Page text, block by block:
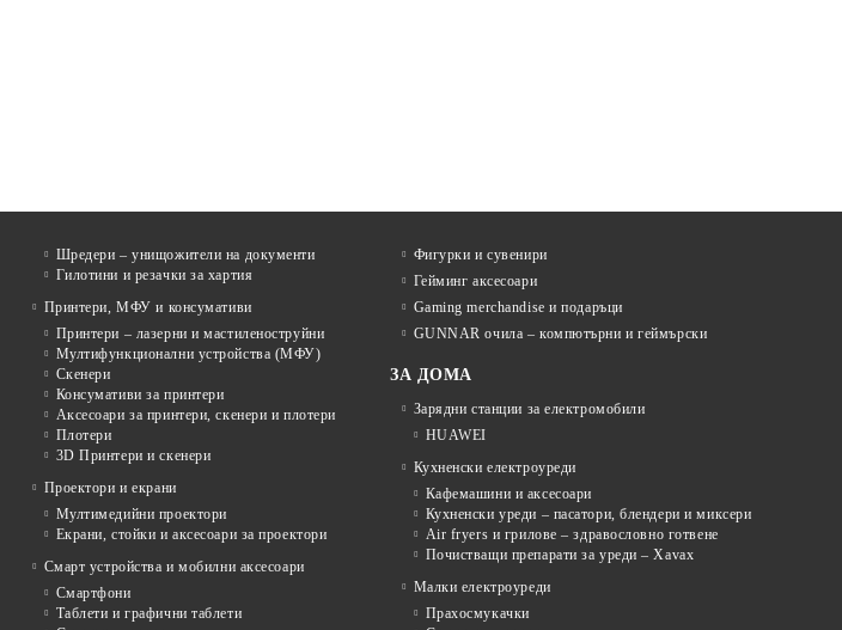
Шредери – унищожители на документи
Гилотини и резачки за хартия
Принтери, МФУ и консумативи
Принтери – лазерни и мастиленоструйни
Мултифункционални устройства (МФУ)
Скенери
Консумативи за принтери
Аксесоари за принтери, скенери и плотери
Плотери
3D Принтери и скенери
Проектори и екрани
Мултимедийни проектори
Екрани, стойки и аксесоари за проектори
Смарт устройства и мобилни аксесоари
Смартфони
Таблети и графични таблети
Фигурки и сувенири
Гейминг аксесоари
Gaming merchandise и подаръци
GUNNAR очила – компютърни и геймърски
ЗА ДОМА
Зарядни станции за електромобили
HUAWEI
Кухненски електроуреди
Кафемашини и аксесоари
Кухненски уреди – пасатори, блендери и миксери
Air fryers и грилове – здравословно готвене
Почистващи препарати за уреди – Xavax
Малки електроуреди
Прахосмукачки